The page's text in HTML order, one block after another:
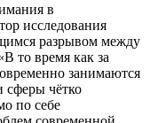
в
исследования
разрывом между
то время как за
занимаются
сферы чётко
по себе